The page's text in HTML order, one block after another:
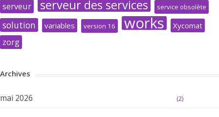
serveur serveur des services service obsolète
solution variables version 16 works Xycomat
zorg
Archives
mai 2026 (2)